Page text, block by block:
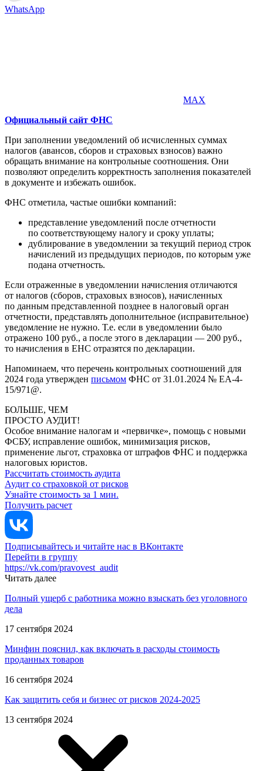
WhatsApp
MAX
Официальный сайт ФНС
При заполнении уведомлений об исчисленных суммах
налогов (авансов, сборов и страховых взносов) важно
обращать внимание на контрольные соотношения. Они
позволяют определить корректность заполнения показателей
в документе и избежать ошибок.
ФНС отметила, частые ошибки компаний:
представление уведомлений после отчетности
по соответствующему налогу и сроку уплаты;
дублирование в уведомлении за текущий период строк
начислений из предыдущих периодов, по которым уже
подана отчетность.
Если отраженные в уведомлении начисления отличаются
от налогов (сборов, страховых взносов), начисленных
по данным представленной позднее в налоговый орган
отчетности, представлять дополнительное (исправительное)
уведомление не нужно. Т.е. если в уведомлении было
отражено 100 руб., а после этого в декларации — 200 руб.,
то начисления в ЕНС отразятся по декларации.
Напоминаем, что перечень контрольных соотношений для
2024 года утвержден письмом ФНС от 31.01.2024 № ЕА-4-
15/971@.
БОЛЬШЕ, ЧЕМ
ПРОСТО АУДИТ!
Особое внимание налогам и «первичке», помощь с новыми
ФСБУ, исправление ошибок, минимизация рисков,
применение льгот, страховка от штрафов ФНС и поддержка
налоговых юристов.
Рассчитать стоимость аудита
Аудит со страховкой от рисков
Узнайте стоимость за 1 мин.
Получить расчет
Подписывайтесь и читайте нас в ВКонтакте
Перейти в группу
https://vk.com/pravovest_audit
Читать далее
Полный ущерб с работника можно взыскать без уголовного
дела
17 сентября 2024
Минфин пояснил, как включать в расходы стоимость
проданных товаров
16 сентября 2024
Как защитить себя и бизнес от рисков 2024-2025
13 сентября 2024